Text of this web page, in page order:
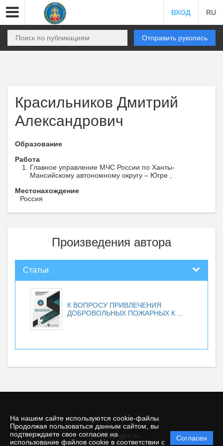
На нашем сайте используются cookie-файлы.
Продолжая пользоваться данным сайтом, вы
подтверждаете свое согласие на
использование файлов cookie в соответствии с
Согласен
ВХОД RU
Отправить рукопись
Красильников Дмитрий
Александрович
Образование
Работа
Главное управление МЧС России по Ханты-
Мансийскому автономному округу – Югре ,
Местонахождение
Россия
Произведения автора
Статьи
К ВОПРОСУ ПРИВЛЕЧЕНИЯ
ДОБРОВОЛЬНЫХ ПОЖАРНЫХ К ...
© journals.igps.ru
Политика